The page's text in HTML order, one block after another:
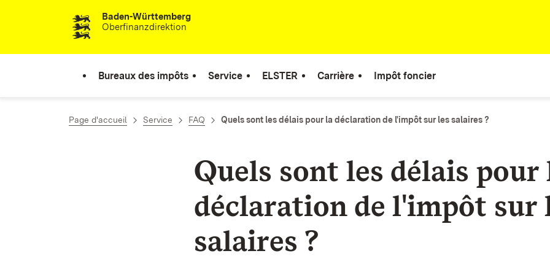
Passer au contenuBaden-Württemberg
Oberfinanzdirektion
Bureaux des impôts Service ELSTER Carrière Impôt foncier
Page d'accueil Service FAQ Quels sont les délais pour la déclaration de l'impôt sur les salaires ?
Quels sont les délais pour
déclaration de l'impôt sur
salaires ?